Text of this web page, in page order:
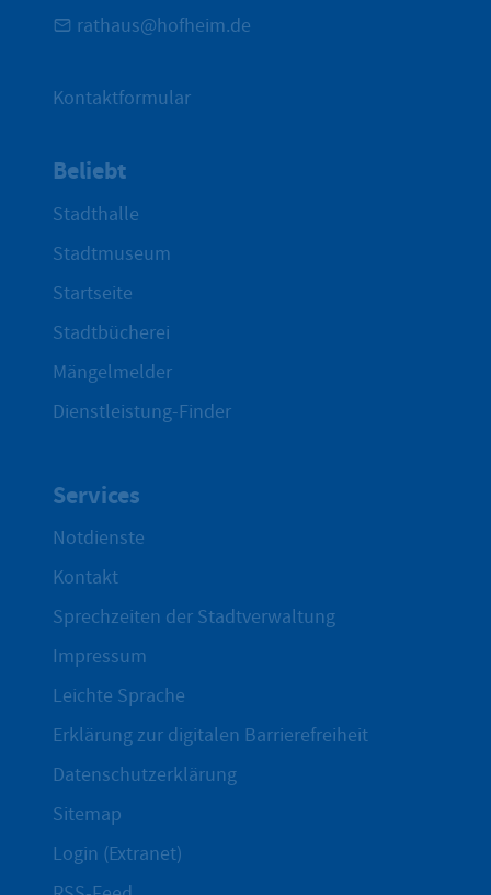
rathaus@hofheim.de
Kontaktformular
Beliebt
Stadthalle
Stadtmuseum
Startseite
Stadtbücherei
Mängelmelder
Dienstleistung-Finder
Services
Notdienste
Kontakt
Sprechzeiten der Stadtverwaltung
Impressum
Leichte Sprache
Erklärung zur digitalen Barrierefreiheit
Datenschutzerklärung
Sitemap
Login (Extranet)